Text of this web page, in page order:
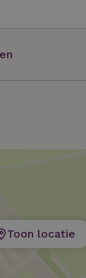
Toon locatie